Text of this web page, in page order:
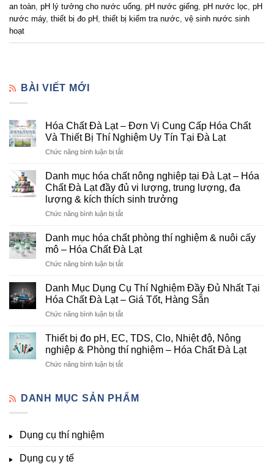
an toàn, pH lý tưởng cho nước uống, pH nước giếng, pH nước lọc, pH
nước máy, thiết bị đo pH, thiết bị kiểm tra nước, vệ sinh nước sinh
hoạt
BÀI VIẾT MỚI
Hóa Chất Đà Lạt – Đơn Vị Cung Cấp Hóa Chất
Và Thiết Bị Thí Nghiệm Uy Tín Tại Đà Lạt
Chức năng bình luận bị tắtở
Chất
Đà
Lạt
–
Đơn
Cung
Cấp
Hóa
Chất
Thiết
Nghiệm
Tín
Tại
Danh mục hóa chất nông nghiệp tại Đà Lạt – Hóa
Chất Đà Lạt đầy đủ vi lượng, trung lượng, đa
lượng & kích thích sinh trưởng
Chức năng bình luận bị tắtở
mục
hóa
chất
nông
tại
Đà
–
Chất
Đà
đầy
lượng,
Danh mục hóa chất phòng thí nghiệm & nuôi cấy
mô – Hóa Chất Đà Lạt
Chức năng bình luận bị tắtở
mục
hóa
chất
phòng
nghiệm
&
cấy
Hóa
Danh Mục Dụng Cụ Thí Nghiệm Đầy Đủ Nhất Tại
Hóa Chất Đà Lạt – Giá Tốt, Hàng Sẵn
Chức năng bình luận bị tắtở
Mục
Dụng
Cụ
Thí
Đủ
Thiết bị đo pH, EC, TDS, Clo, Nhiệt độ, Nông
nghiệp & Phòng thí nghiệm – Hóa Chất Đà Lạt
Chức năng bình luận bị tắtở
đo
DANH MỤC SẢN PHẨM
Dụng cụ thí nghiệm
Dụng cụ y tế